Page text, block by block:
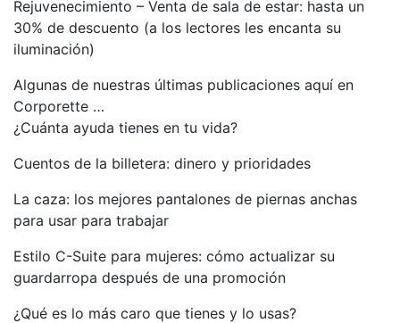
Rejuvenecimiento – Venta de sala de estar: hasta un
30% de descuento (a los lectores les encanta su
iluminación)
Algunas de nuestras últimas publicaciones aquí en
Corporette …
¿Cuánta ayuda tienes en tu vida?
Cuentos de la billetera: dinero y prioridades
La caza: los mejores pantalones de piernas anchas
para usar para trabajar
Estilo C-Suite para mujeres: cómo actualizar su
guardarropa después de una promoción
¿Qué es lo más caro que tienes y lo usas?